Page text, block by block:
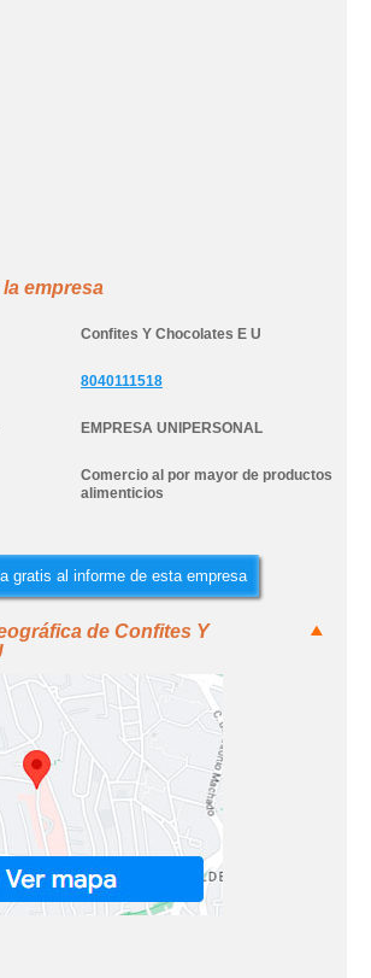
empresa
Confites Y Chocolates E U
8040111518
EMPRESA UNIPERSONAL
Comercio al por mayor de productos
alimenticios
gratis al informe de esta empresa
de Confites Y